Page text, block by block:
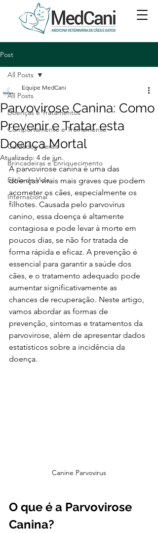
Post
All Posts
Doenças e Tratamentos
Comportamento e Treinamento
Cuidados Gerais
Brincadeiras e Enriquecimento
Estilo de Vida
Internacional
All Posts
Parvovirose Canina: Como
Prevenir e Tratar esta
Doença Mortal
Equipe MedCani
Atualizado: 4 de jun.
A parvovirose canina é uma das
doenças virais mais graves que podem
acometer os cães, especialmente os
filhotes. Causada pelo parvovírus
canino, essa doença é altamente
contagiosa e pode levar à morte em
poucos dias, se não for tratada de
forma rápida e eficaz. A prevenção é
essencial para garantir a saúde dos
cães, e o tratamento adequado pode
aumentar significativamente as
chances de recuperação. Neste artigo,
vamos abordar as formas de
prevenção, sintomas e tratamentos da
parvovirose, além de apresentar dados
estatísticos sobre a incidência da
doença.
Canine Parvovirus
O que é a Parvovirose
Canina?